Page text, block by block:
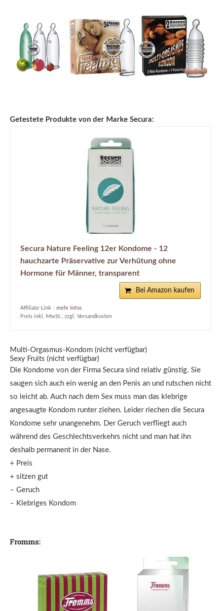
Getestete Produkte von der Marke Secura:
Secura Nature Feeling 12er Kondome - 12
hauchzarte Präservative zur Verhütung ohne
Hormone für Männer, transparent
Bei Amazon kaufen
Affiliate-Link - mehr Infos
Preis inkl. MwSt., zzgl. Versandkosten
Multi-Orgasmus-Kondom (nicht verfügbar)
Sexy Fruits (nicht verfügbar)
Die Kondome von der Firma Secura sind relativ günstig. Sie
saugen sich auch ein wenig an den Penis an und rutschen nicht
so leicht ab. Auch nach dem Sex muss man das klebrige
angesaugte Kondom runter ziehen. Leider riechen die Secura
Kondome sehr unangenehm. Der Geruch verfliegt auch
während des Geschlechtsverkehrs nicht und man hat ihn
deshalb permanent in der Nase.
+ Preis
+ sitzen gut
– Geruch
– Klebriges Kondom
Fromms: